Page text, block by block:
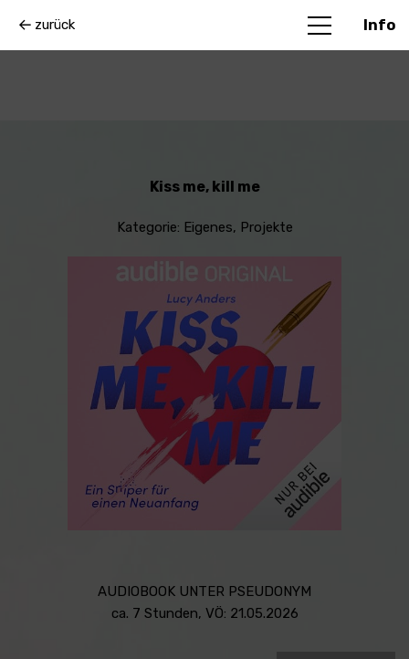
zurück Info
Kiss me, kill me
Kategorie: Eigenes, Projekte
AUDIOBOOK UNTER PSEUDONYM
ca. 7 Stunden, VÖ: 21.05.2026